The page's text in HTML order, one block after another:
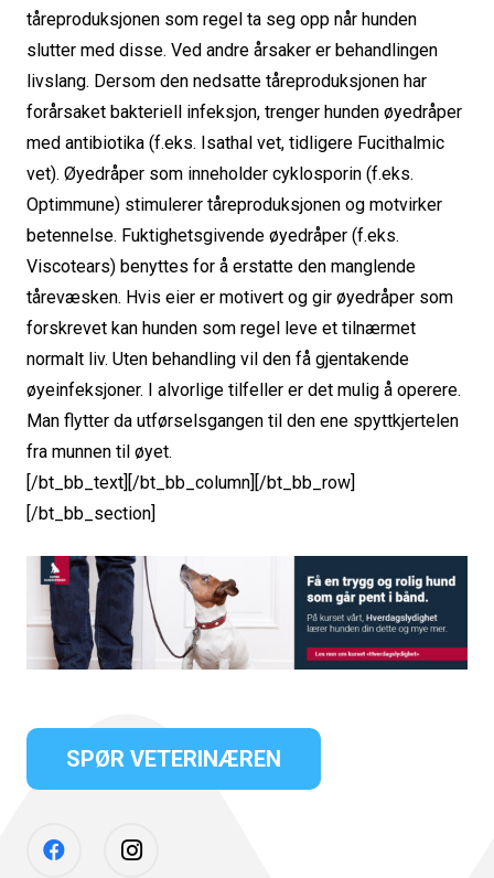
tåreproduksjonen som regel ta seg opp når hunden
slutter med disse. Ved andre årsaker er behandlingen
livslang. Dersom den nedsatte tåreproduksjonen har
forårsaket bakteriell infeksjon, trenger hunden øyedråper
med antibiotika (f.eks. Isathal vet, tidligere Fucithalmic
vet). Øyedråper som inneholder cyklosporin (f.eks.
Optimmune) stimulerer tåreproduksjonen og motvirker
betennelse. Fuktighetsgivende øyedråper (f.eks.
Viscotears) benyttes for å erstatte den manglende
tårevæsken. Hvis eier er motivert og gir øyedråper som
forskrevet kan hunden som regel leve et tilnærmet
normalt liv. Uten behandling vil den få gjentakende
øyeinfeksjoner. I alvorlige tilfeller er det mulig å operere.
Man flytter da utførselsgangen til den ene spyttkjertelen
fra munnen til øyet.
[/bt_bb_text][/bt_bb_column][/bt_bb_row]
[/bt_bb_section]
SPØR VETERINÆREN